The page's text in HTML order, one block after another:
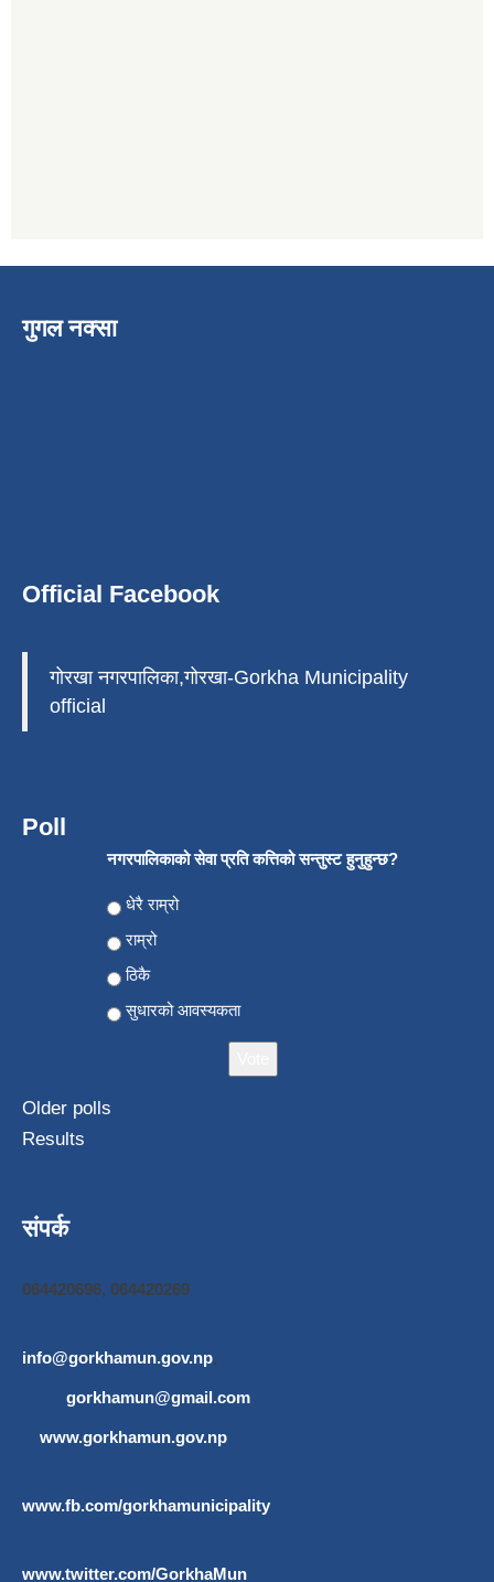
गुगल नक्सा
Official Facebook
गोरखा नगरपालिका,गोरखा-Gorkha Municipality
official
Poll
नगरपालिकाको सेवा प्रति कत्तिको सन्तुस्ट हुनुहुन्छ?
Choices
धेरै राम्रो
राम्रो
ठिकै
सुधारको आवस्यकता
Older polls
Results
संपर्क
064420696, 064420269
info@gorkhamun.gov.np,
gorkhamun@gmail.com
www.gorkhamun.gov.np
www.fb.com/gorkhamunicipality
www.twitter.com/GorkhaMun